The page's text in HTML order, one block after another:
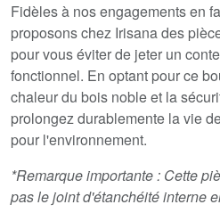
Fidèles à nos engagements en
proposons chez Irisana des
pour vous éviter de jeter un
fonctionnel. En optant pour ce
chaleur du bois noble et la
prolongez durablemente la vie
pour l'environnement.
*Remarque importante : Cette
pas le joint d'étanchéité interne